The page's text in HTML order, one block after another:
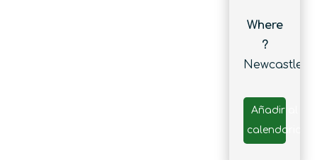
Where
?
Newcastle
Añadir al
calendario